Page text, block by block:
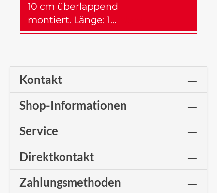
10 cm überlappend
montiert. Länge: 1…
Kontakt
Shop-Informationen
Service
Direktkontakt
Zahlungsmethoden